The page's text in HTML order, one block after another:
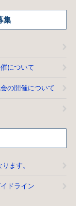
集
について
の開催について
ます。
ドライン